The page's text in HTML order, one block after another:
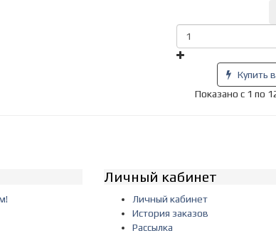
Купить
Показано с 1 по
Личный кабинет
Личный кабинет
История заказов
Рассылка